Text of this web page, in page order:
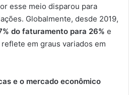
esse meio disparou para
Globalmente, desde 2019,
do faturamento para 26% e
em graus variados em
e o mercado econômico